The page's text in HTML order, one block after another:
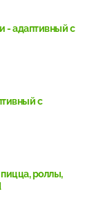
- адаптивный с
с
роллы,